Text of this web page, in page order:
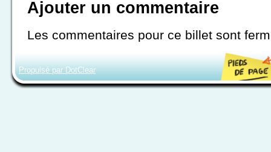
Ajouter un commentaire
Les commentaires pour ce billet sont
Propulsé par DotClear